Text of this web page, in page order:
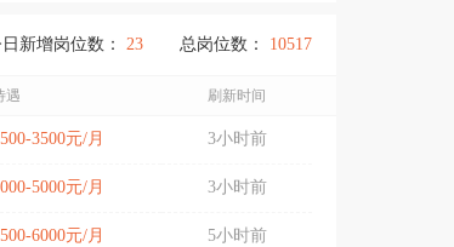
总岗位数： 10517
新增岗位数： 23
遇 刷新时间
3500元/月 3小时前
5000元/月 3小时前
6000元/月 5小时前